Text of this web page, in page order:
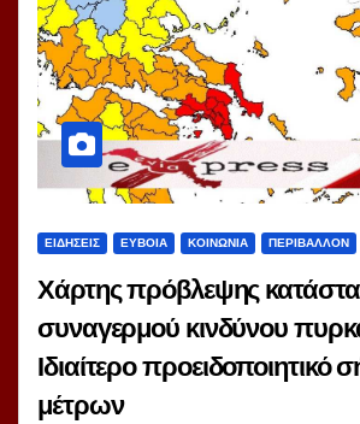
ΕΙΔΗΣΕΙΣ ΕΥΒΟΙΑ ΚΟΙΝΩΝΙΑ ΠΕΡΙΒΑΛΛΟΝ
Χάρτης πρόβλεψης κατάσταση
συναγερμού κινδύνου
Ιδιαίτερο προειδοποιητικό
μέτρων